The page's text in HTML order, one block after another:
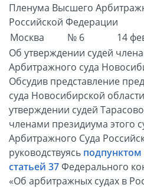
Пленума Высшего
Российской Федерации
Москва
№ 6
14
Об утверждении судей
Арбитражного суда
Обсудив представление
суда Новосибирской
утверждении судей
членами президиума этого
Арбитражного Суда
руководствуясь подпунктом
статьей 37Федерального
«Об арбитражных судах в